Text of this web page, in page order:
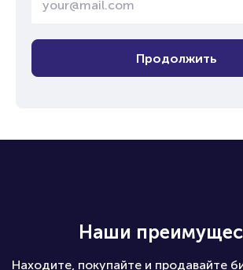
Продолжить
Наши
Находите, покупайте и продавайте